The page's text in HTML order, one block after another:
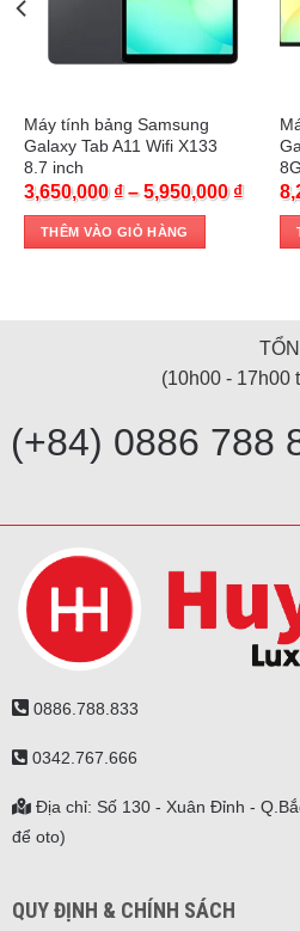
Máy tính bảng Samsung
Galaxy Tab A11 Wifi X133
8.7 inch
3,650,000 ₫–5,950,000 ₫
THÊM VÀO GIỎ HÀNG
(10h00 - 17h00
(+84) 0886 788
0886.788.833
0342.767.666
Địa chỉ: Số 130 - Xuân Đỉnh -
để oto)
QUY ĐỊNH & CHÍNH SÁCH